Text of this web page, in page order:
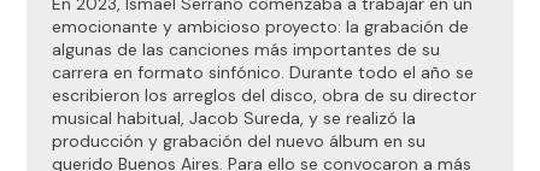
emocionante y ambicioso proyecto: la grabación de
algunas de las canciones más importantes de su
carrera en formato sinfónico. Durante todo el año se
escribieron los arreglos del disco, obra de su director
musical habitual, Jacob Sureda, y se realizó la
producción y grabación del nuevo álbum en su
querido Buenos Aires. Para ello se convocaron a más